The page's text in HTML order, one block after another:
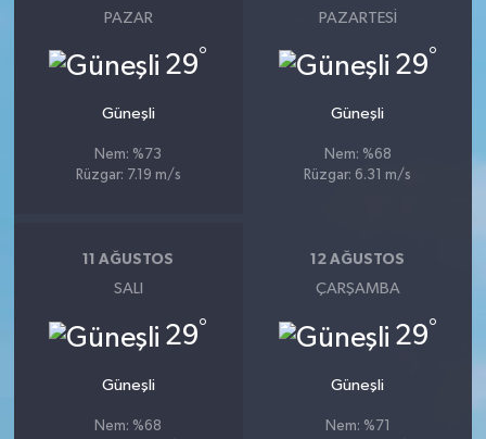
PAZAR
29°
Güneşli
Nem: %73
Rüzgar: 7.19 m/s
PAZARTESI
29°
Güneşli
Nem: %68
Rüzgar: 6.31 m/s
11 AĞUSTOS
SALI
29°
Güneşli
Nem: %68
12 AĞUSTOS
ÇARŞAMBA
29°
Güneşli
Nem: %71